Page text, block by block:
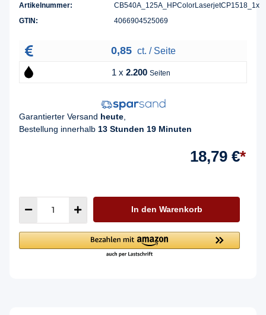
Artikelnummer:
CB540A_125A_HPColorLaserjetCP1518_1x
GTIN:
4066904525069
0,85 ct. / Seite
1 x 2.200 Seiten
Garantierter Versand heute
Bestellung innerhalb 13 Stunden 19 Minuten
18,79 €*
In den Warenkorb